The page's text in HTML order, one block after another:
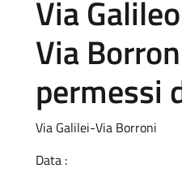
Via
Via
permessi
Via Galilei-Via Borroni
Data :